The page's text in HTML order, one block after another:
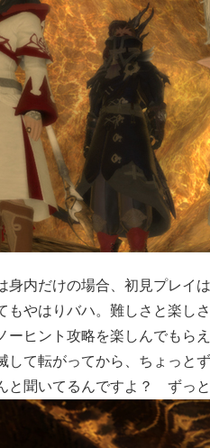
身内だけの場合、初見プレイ
もやはりバハ。難しさと楽し
ーヒント攻略を楽しんでもら
して転がってから、ちょっと
と聞いてるんですよ？ ずっ